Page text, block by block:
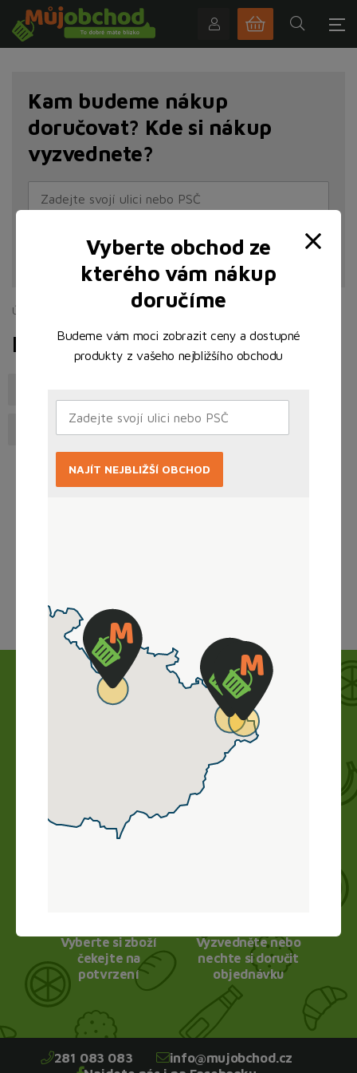
Kam budeme nákup
doručovat? Kde si nákup
vyzvednete?
NAJÍT POBOČKU
Úvodní stránka Nápoje Alkoholické nápoje
Pivo
Ochucené pivo
Načítám...
Jak to funguje?
Nákup vyřídíte doma online, obchod zboží
připraví a vy si ho jen vyzvednete. Bez dlouhého
vybírání, čekání ve frontě a obav.
Vyberte si zboží
čekejte na
potvrzení
Vyzvedněte nebo
nechte si doručit
objednávku
Vyberte obchod ze
kterého vám nákup
doručíme
Budeme vám moci zobrazit ceny a dostupné
produkty z vašeho nejbližšího obchodu
NAJÍT NEJBLIŽŠÍ OBCHOD
281 083 083
info@mujobchod.cz